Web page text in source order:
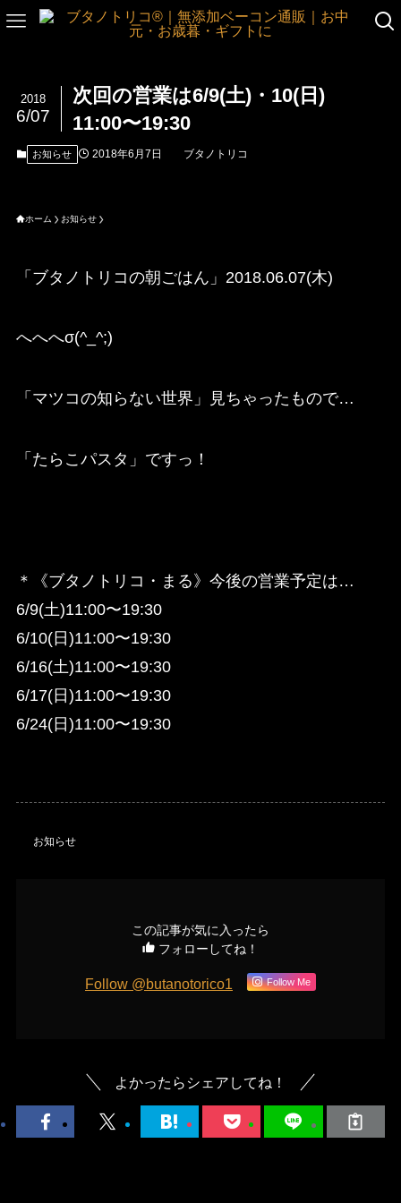
次回の営業は6/9(土)・10(日)
11:00〜19:30
2018
6/07
お知らせ 2018年6月7日 ブタノトリコ
ホーム お知らせ
「ブタノトリコの朝ごはん」2018.06.07(木)
へへへσ(^_^;)
「マツコの知らない世界」見ちゃったもので…
「たらこパスタ」ですっ！
＊《ブタノトリコ・まる》今後の営業予定は…
6/9(土)11:00〜19:30
6/10(日)11:00〜19:30
6/16(土)11:00〜19:30
6/17(日)11:00〜19:30
6/24(日)11:00〜19:30
お知らせ
この記事が気に入ったら
フォローしてね！
Follow @butanotorico1 Follow Me
よかったらシェアしてね！